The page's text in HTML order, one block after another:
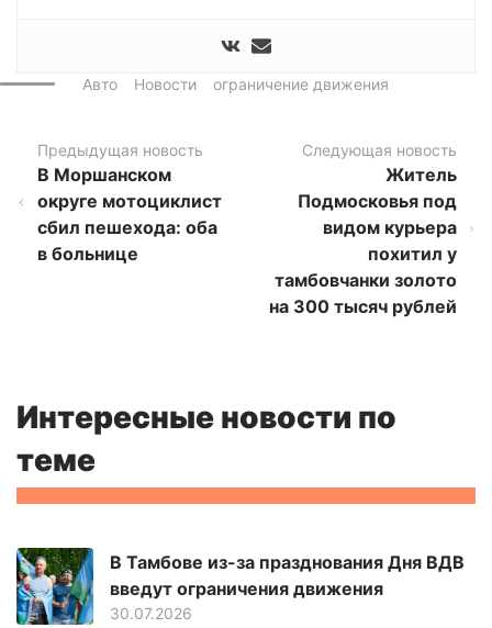
Авто Новости ограничение движения
Предыдущая новость
В Моршанском
округе мотоциклист
сбил пешехода: оба
в больнице
Следующая новость
Житель
Подмосковья под
видом курьера
похитил у
тамбовчанки золото
на 300 тысяч рублей
Интересные новости по
теме
В Тамбове из-за празднования Дня ВДВ
введут ограничения движения
30.07.2026